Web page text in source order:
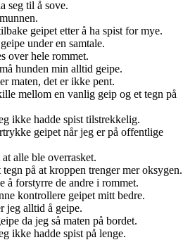
seg til å sove.
geipet etter å ha spist for mye.
under en samtale.
over hele rommet.
hunden min alltid geipe.
maten, det er ikke pent.
mellom en vanlig geip og et tegn på
ikke hadde spist tilstrekkelig.
geipet når jeg er på offentlige
alle ble overrasket.
på at kroppen trenger mer oksygen.
å forstyrre de andre i rommet.
kontrollere geipet mitt bedre.
jeg alltid å geipe.
da jeg så maten på bordet.
ikke hadde spist på lenge.